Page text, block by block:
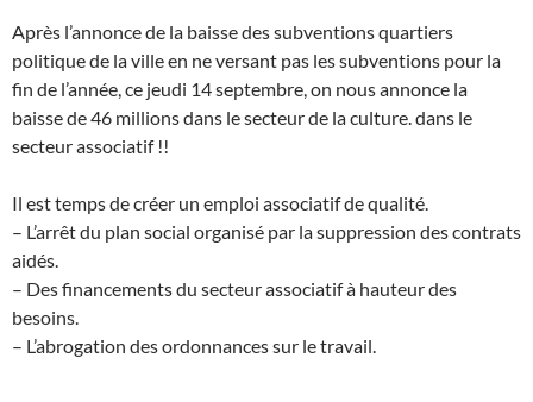
Après l’annonce de la baisse des subventions quartiers
politique de la ville en ne versant pas les subventions pour la
fin de l’année, ce jeudi 14 septembre, on nous annonce la
baisse de 46 millions dans le secteur de la culture. dans le
secteur associatif !!
Il est temps de créer un emploi associatif de qualité.
– L’arrêt du plan social organisé par la suppression des contrats
aidés.
– Des financements du secteur associatif à hauteur des
besoins.
– L’abrogation des ordonnances sur le travail.